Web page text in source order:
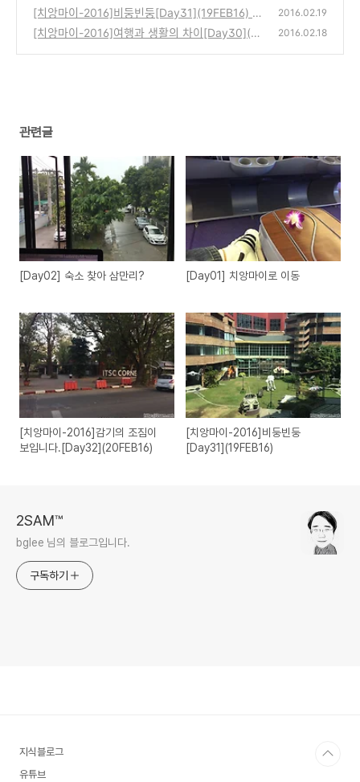
32](20FEB16)
(1)
[치앙마이-2016]비둥빈둥[Day31](19FEB16)
(0)
2016.02.19
[치앙마이-2016]여행과 생활의 차이[Day30](1
2016.02.18
관련글
[Day02] 숙소 찾아 삼만리? [Day01] 치앙마이로 이동
[치앙마이-2016]감기의 조짐이
보입니다.[Day32](20FEB16)
[치앙마이-2016]비둥빈둥
[Day31](19FEB16)
2SAM™
bglee 님의 블로그입니다.
구독하기
지식블로그
유튜브